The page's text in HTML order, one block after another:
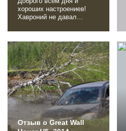
хороших настроениев!
Хавроний не давал
подкидывал маленькие
проблемки. Итак основная
проблема на тот момент:
Долгий запуск на
холодную. На горячую
все норм, с полпинка, на
холодную кручу
стартером по 45 секунд.
История сия: занятная и
непростая...
Отзыв о Great Wall